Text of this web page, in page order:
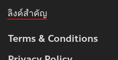
ลิงค์สำคัญ
Terms & Conditions